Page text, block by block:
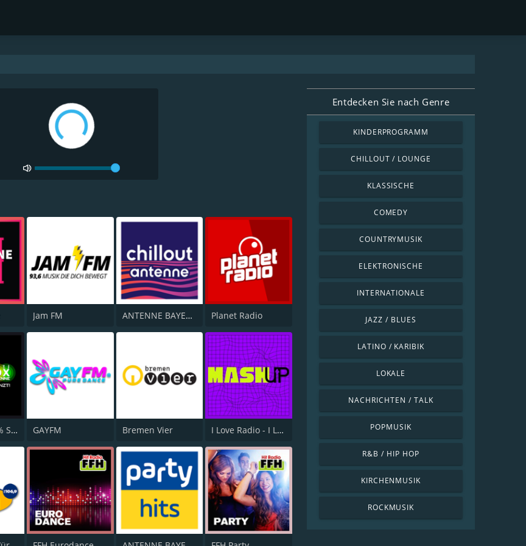
Jam FM ANTENNE BAYERN Chillout Planet Radio
Radio B2 100% SchlagerMIXX GAYFM Bremen Vier I Love Radio - I Love Mashup
Entdecken Sie nach Genre
KINDERPROGRAMM
CHILLOUT / LOUNGE
KLASSISCHE
COMEDY
COUNTRYMUSIK
ELEKTRONISCHE
INTERNATIONALE
JAZZ / BLUES
LATINO / KARIBIK
LOKALE
NACHRICHTEN / TALK
POPMUSIK
R&B / HIP HOP
KIRCHENMUSIK
ROCKMUSIK